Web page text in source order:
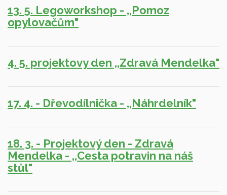
13. 5. Legoworkshop - ,,Pomoz
opylovačům"
4. 5. projektovy den ,,Zdravá Mendelka"
17. 4. - Dřevodílnička - ,,Náhrdelník"
18. 3. - Projektový den - Zdravá
Mendelka - ,,Cesta potravin na náš
stůl"